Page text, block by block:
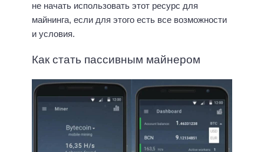
не начать использовать этот ресурс для
майнинга, если для этого есть все возможности
и условия.
Как стать пассивным майнером